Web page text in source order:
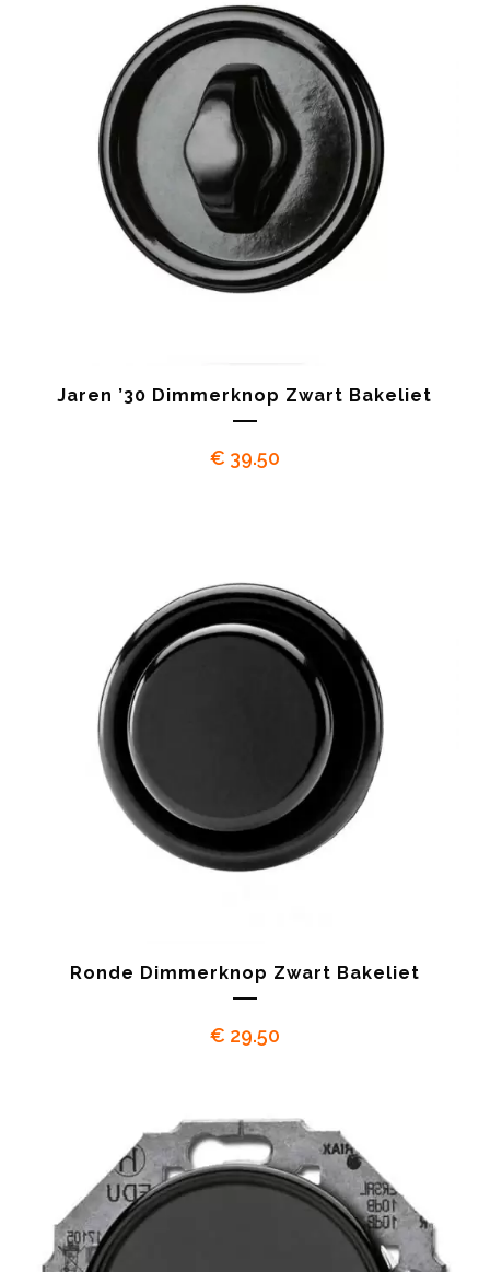
Jaren ’30 Dimmerknop Zwart Bakeliet
€ 39.50
Ronde Dimmerknop Zwart Bakeliet
€ 29.50